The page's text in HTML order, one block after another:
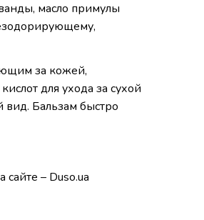
масло примулы
за кожей,
для ухода за сухой
Бальзам быстро
– Duso.ua